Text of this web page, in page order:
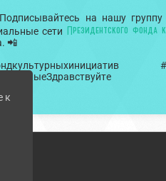
на нашу группу
сети Президентского фонда
📲
к